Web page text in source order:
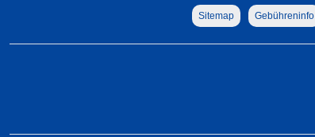
Sitemap Gebühreninfo